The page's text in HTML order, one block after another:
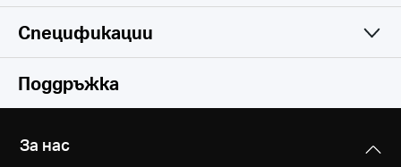
Simple and Functional
Спецификации
Wireless
Wi-Fi 6
Поддръжка
За нас